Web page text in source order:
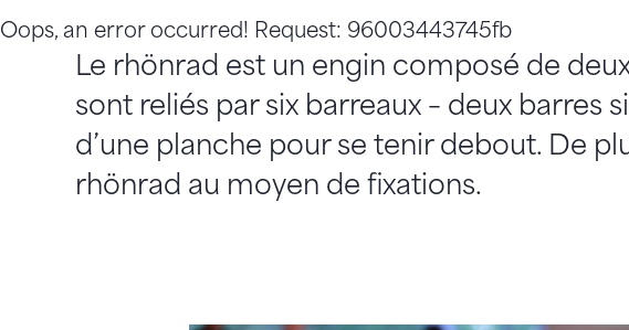
Oops, an error occurred! Request: 96003443745fb
Le rhönrad est un engin composé de
sont reliés par six barreaux – deux barres
d’une planche pour se tenir debout. De
rhönrad au moyen de fixations.